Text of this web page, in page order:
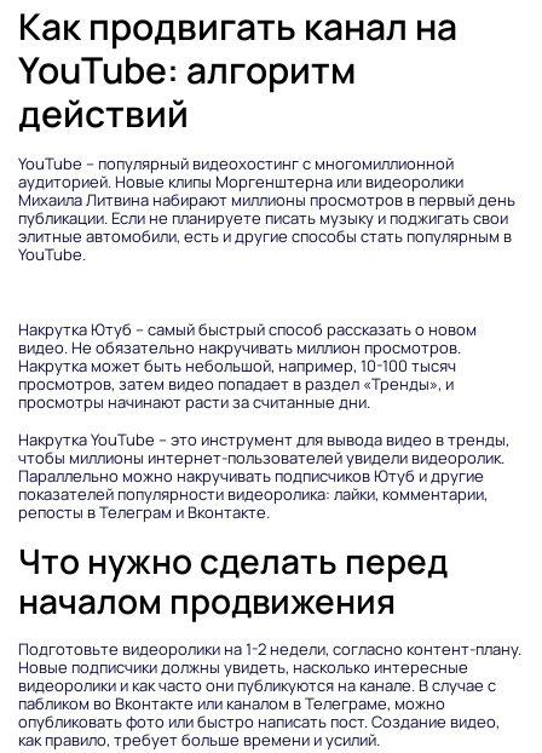
Как продвигать канал на
YouTube: алгоритм
действий
YouTube – популярный видеохостинг с многомиллионной
аудиторией. Новые клипы Моргенштерна или видеоролики
Михаила Литвина набирают миллионы просмотров в первый день
публикации. Если не планируете писать музыку и поджигать свои
элитные автомобили, есть и другие способы стать популярным в
YouTube.
Накрутка Ютуб – самый быстрый способ рассказать о новом
видео. Не обязательно накручивать миллион просмотров.
Накрутка может быть небольшой, например, 10-100 тысяч
просмотров, затем видео попадает в раздел «Тренды», и
просмотры начинают расти за считанные дни.
Накрутка YouTube – это инструмент для вывода видео в тренды,
чтобы миллионы интернет-пользователей увидели видеоролик.
Параллельно можно накручивать подписчиков Ютуб и другие
показателей популярности видеоролика: лайки, комментарии,
репосты в Телеграм и Вконтакте.
Что нужно сделать перед
началом продвижения
Подготовьте видеоролики на 1-2 недели, согласно контент-плану.
Новые подписчики должны увидеть, насколько интересные
видеоролики и как часто они публикуются на канале. В случае с
пабликом во Вконтакте или каналом в Телеграме, можно
опубликовать фото или быстро написать пост. Создание видео,
как правило, требует больше времени и усилий.